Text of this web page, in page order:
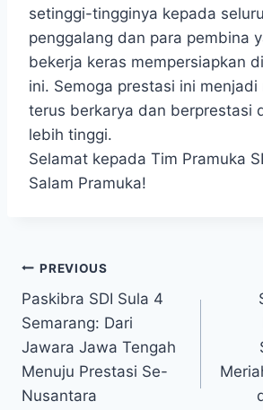
setinggi-tingginya kepada
penggalang dan para pembina
bekerja keras mempersiapkan
ini. Semoga prestasi ini
terus berkarya dan berprestasi
lebih tinggi.
Selamat kepada Tim Pramuka
Salam Pramuka!
Navigasi
pos
PREVIOUS
Paskibra SDI Sula 4
Semarang: Dari
Jawara Jawa Tengah
Menuju Prestasi Se-
Nusantara